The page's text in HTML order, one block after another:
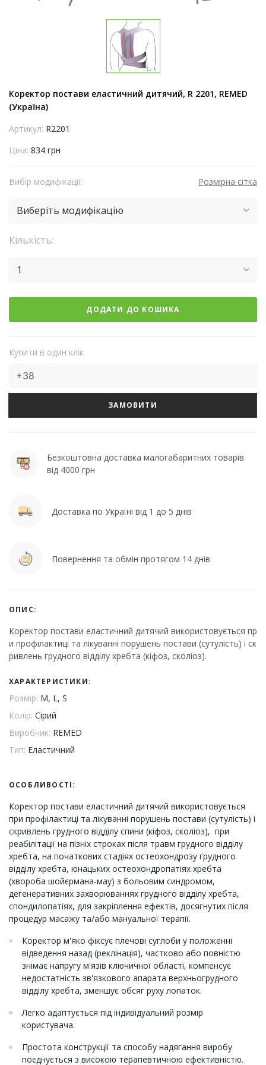
Коректор постави еластичний дитячий, R 2201, REMED
(Україна)
Артикул: R2201
Ціна: 834 грн
Вибір модифікації: Розмірна сітка
Виберіть модифікацію
Кількість:
1
ДОДАТИ ДО КОШИКА
Купити в один клік
ЗАМОВИТИ
Безкоштовна доставка малогабаритних товарів
від 4000 грн
Доставка по Україні від 1 до 5 днів
Повернення та обмін протягом 14 днів
ОПИС:
Коректор постави еластичний дитячий використовується пр
и профілактиці та лікуванні порушень постави (сутулість) і ск
ривлень грудного відділу хребта (кіфоз, сколіоз).
ХАРАКТЕРИСТИКИ:
Розмір: M, L, S
Колір: Сірий
Виробник: REMED
Тип: Еластичний
ОСОБЛИВОСТІ:
Коректор постави еластичний дитячий використовується
при профілактиці та лікуванні порушень постави (сутулість) і
скривлень грудного відділу спини (кіфоз, сколіоз), при
реабілітації на пізніх строках після травм грудного відділу
хребта, на початкових стадіях остеохондрозу грудного
відділу хребта, юнацьких остеохондропатіях хребта
(хвороба шойєрмана-мау) з больовим синдромом,
дегенеративних захворюваннях грудного відділу хребта,
спондилопатіях, для закріплення ефектів, досягнутих після
процедур масажу та/або мануальної терапії.
Коректор м'яко фіксує плечові суглоби у положенні
відведення назад (реклінація), частково або повністю
знімає напругу м'язів ключичної області, компенсує
недостатність зв'язкового апарата верхньогрудного
відділу хребта, зменшує обсяг руху лопаток.
Легко адаптується під індивідуальний розмір
користувача.
Простота конструкції та способу надягання виробу
поєднується з високою терапевтичною ефективністю.